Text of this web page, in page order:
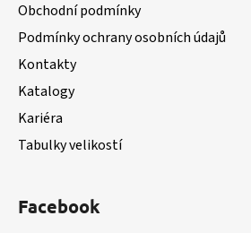
Obchodní podmínky
Podmínky ochrany osobních údajů
Kontakty
Katalogy
Kariéra
Tabulky velikostí
Facebook